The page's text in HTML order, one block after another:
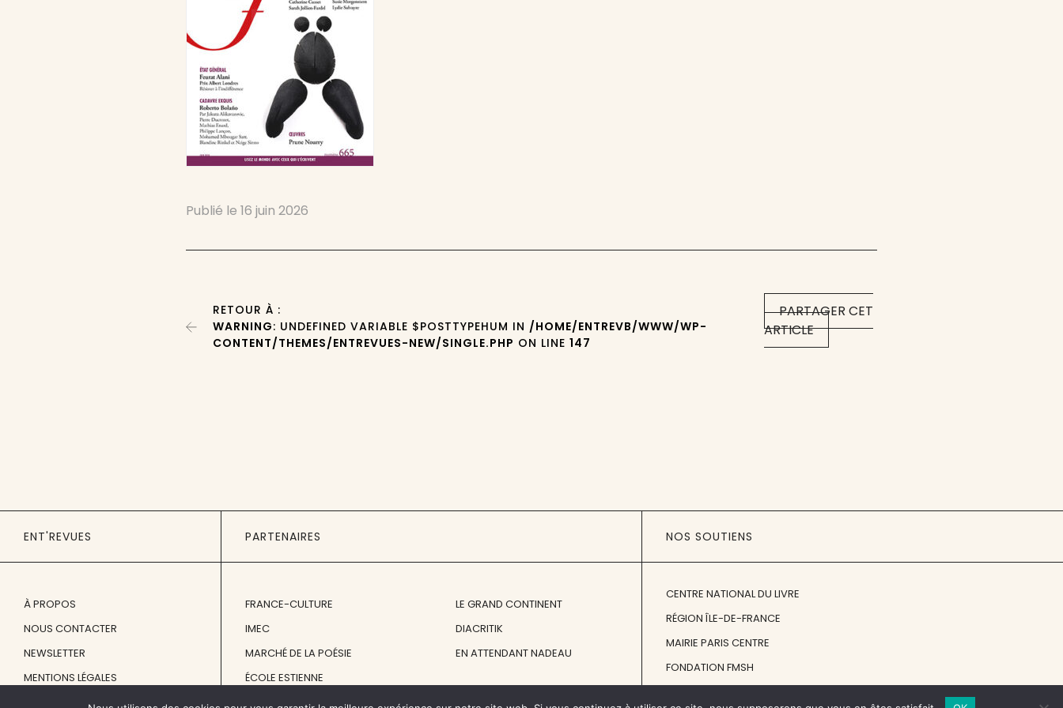
Publié le16 juin 2026
PARTAGER CET
ARTICLE
RETOUR À :
WARNING: UNDEFINED VARIABLE $POSTTYPEHUM IN /HOME/ENTREVB/WWW/WP-
CONTENT/THEMES/ENTREVUES-NEW/SINGLE.PHP ON LINE147
ENT'REVUES
À PROPOS
NOUS CONTACTER
NEWSLETTER
MENTIONS LÉGALES
PARTENAIRES
FRANCE-CULTURE
IMEC
MARCHÉ DE LA POÉSIE
ÉCOLE ESTIENNE
LE GRAND CONTINENT
DIACRITIK
EN ATTENDANT NADEAU
NOS SOUTIENS
CENTRE NATIONAL DU LIVRE
RÉGION ÎLE-DE-FRANCE
MAIRIE PARIS CENTRE
FONDATION FMSH